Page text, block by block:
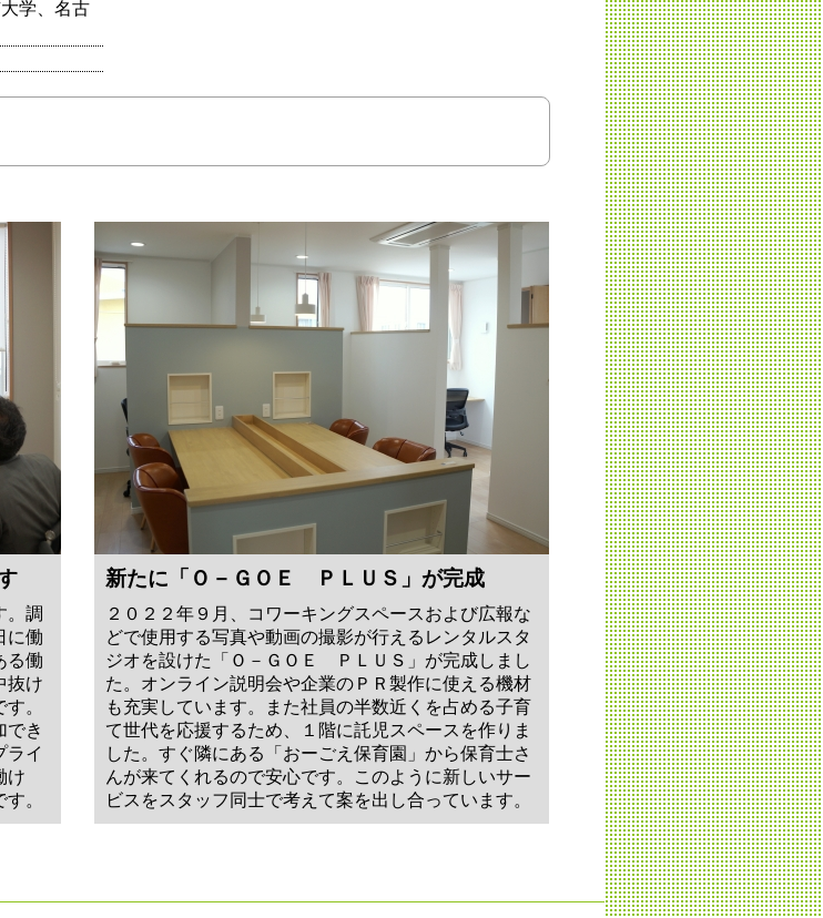
学、名古
。調
に働
る働
抜け
。
でき
ライ
け
。
新たに「Ｏ－ＧＯＥ ＰＬＵＳ」が完成
２０２２年９月、コワーキングスペースおよび広報な
どで使用する写真や動画の撮影が行えるレンタルスタ
ジオを設けた「Ｏ－ＧＯＥ ＰＬＵＳ」が完成しまし
た。オンライン説明会や企業のＰＲ製作に使える機材
も充実しています。また社員の半数近くを占める子育
て世代を応援するため、１階に託児スペースを作りま
した。すぐ隣にある「おーごえ保育園」から保育士さ
んが来てくれるので安心です。このように新しいサー
ビスをスタッフ同士で考えて案を出し合っています。